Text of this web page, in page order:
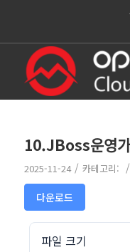
2025-11-24 / 카테고리: /
다운로드
파일 크기